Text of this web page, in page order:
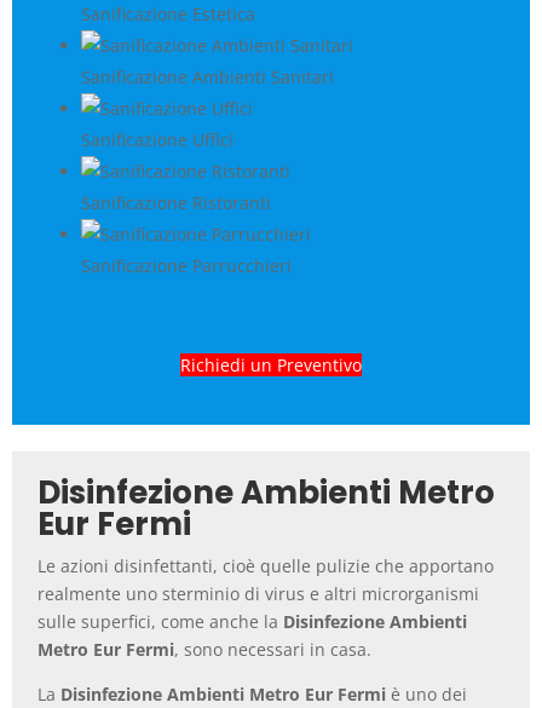
Sanificazione Estetica
Sanificazione Ambienti Sanitari
Sanificazione Uffici
Sanificazione Ristoranti
Sanificazione Parrucchieri
Richiedi un Preventivo
Disinfezione Ambienti Metro
Eur Fermi
Le azioni disinfettanti, cioè quelle pulizie che apportano
realmente uno sterminio di virus e altri microrganismi
sulle superfici, come anche la Disinfezione Ambienti
Metro Eur Fermi, sono necessari in casa.
La Disinfezione Ambienti Metro Eur Fermi è uno dei